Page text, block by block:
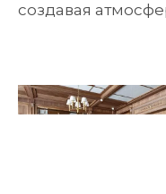
создавая